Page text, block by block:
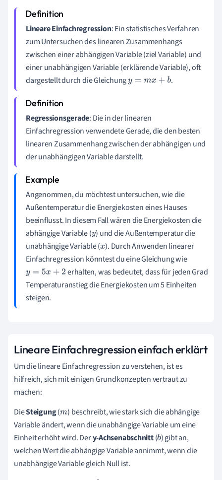
Lineare Einfachregression: Ein statistisches Verfahren
zum Untersuchen des linearen Zusammenhangs
zwischen einer abhängigen Variable (ziel Variable) und
einer unabhängigen Variable (erklärende Variable), oft
dargestellt durch die Gleichungy=m x+b .
Regressionsgerade: Die in der linearen
Einfachregression verwendete Gerade, die den besten
linearen Zusammenhang zwischen der abhängigen und
der unabhängigen Variable darstellt.
Angenommen, du möchtest untersuchen, wie die
Außentemperatur die Energiekosten eines Hauses
beeinflusst. In diesem Fall wären die Energiekosten die
abhängige Variable (y) und die Außentemperatur die
unabhängige Variable (x). Durch Anwenden linearer
Einfachregression könntest du eine Gleichung wie
y=5x +2
erhalten, was bedeutet, dass für jeden Grad
Temperaturanstieg die Energiekosten um 5 Einheiten
steigen.
Lineare Einfachregression einfach erklärt
Um die lineare Einfachregression zu verstehen, ist es
hilfreich, sich mit einigen Grundkonzepten vertraut zu
machen:
DieSteigung(m) beschreibt, wie stark sich die abhängige
Variable ändert, wenn die unabhängige Variable um eine
Einheit erhöht wird. Dery-Achsenabschnitt(b) gibt an,
welchen Wert die abhängige Variable annimmt, wenn die
unabhängige Variable gleich Null ist.